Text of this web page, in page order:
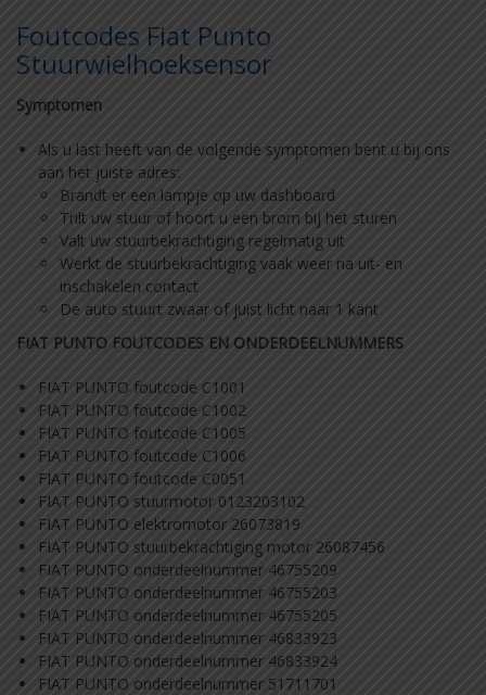
Foutcodes Fiat Punto
Stuurwielhoeksensor
Symptomen
Als u last heeft van de volgende symptomen bent u bij ons
aan het juiste adres:
Brandt er een lampje op uw dashboard
Trilt uw stuur of hoort u een brom bij het sturen
Valt uw stuurbekrachtiging regelmatig uit
Werkt de stuurbekrachtiging vaak weer na uit- en
inschakelen contact
De auto stuurt zwaar of juist licht naar 1 kant
FIAT PUNTO FOUTCODES EN ONDERDEELNUMMERS
FIAT PUNTO foutcode C1001
FIAT PUNTO foutcode C1002
FIAT PUNTO foutcode C1005
FIAT PUNTO foutcode C1006
FIAT PUNTO foutcode C0051
FIAT PUNTO stuurmotor 0123203102
FIAT PUNTO elektromotor 26073819
FIAT PUNTO stuurbekrachtiging motor 26087456
FIAT PUNTO onderdeelnummer 46755209
FIAT PUNTO onderdeelnummer 46755203
FIAT PUNTO onderdeelnummer 46755205
FIAT PUNTO onderdeelnummer 46833923
FIAT PUNTO onderdeelnummer 46833924
FIAT PUNTO onderdeelnummer 51711701